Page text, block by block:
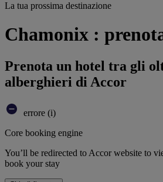
La tua prossima destinazione
Chamonix :
Prenota un hotel tra gli
alberghieri di Accor
errore (i)
Core booking engine
You’ll be redirected to Accor website to
book your stay